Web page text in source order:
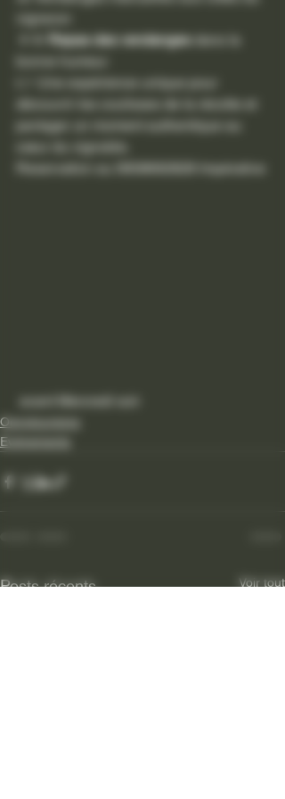
vigneron
Repas des vendanges dans la
👉 Une expérience unique pour
découvrir les coulisses de la récolte et
partager un moment authentique au
cœur du vignoble.
Reservation au 0658692828 Impérative
avant Mercredi soir
Oenotourisme
Evénements
Posts récents Voir tout